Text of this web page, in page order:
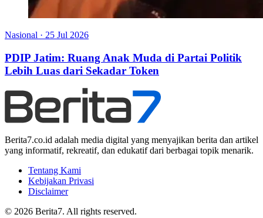
Nasional · 25 Jul 2026
PDIP Jatim: Ruang Anak Muda di Partai Politik
Lebih Luas dari Sekadar Token
Berita7.co.id adalah media digital yang menyajikan berita dan artikel
yang informatif, rekreatif, dan edukatif dari berbagai topik menarik.
Tentang Kami
Kebijakan Privasi
Disclaimer
© 2026 Berita7. All rights reserved.